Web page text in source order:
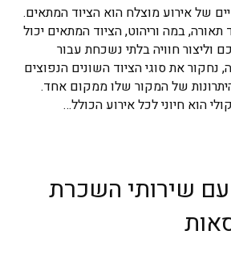
של אירוע מוצלח הוא הציוד המתאים.
תאורה, במה וריהוט, הציוד המתאים יכול
וליצור חוויה בלתי נשכחת עבור
את סוגי הציוד השונים הנפוצים
של המקור שלו ממקום אחד.
הוא חיוני לכל אירוע הכולל…
עם שירותי השכרת